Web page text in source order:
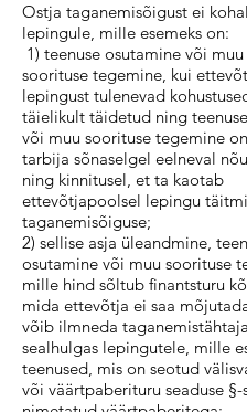
Ostja taganemisõigust ei
lepingule, mille esemeks on:
1) teenuse osutamine või muu
soorituse tegemine, kui
lepingust tulenevad
täielikult täidetud ning
või muu soorituse tegemine
tarbija sõnaselgel eelneval
ning kinnitusel, et ta kaotab
ettevõtjapoolsel lepingu
taganemisõiguse;
2) sellise asja üleandmine,
osutamine või muu soorituse
mille hind sõltub finantsturu
mida ettevõtja ei saa
võib ilmneda
sealhulgas lepingutele, mille
teenused, mis on seotud
või väärtpaberituru seaduse §-